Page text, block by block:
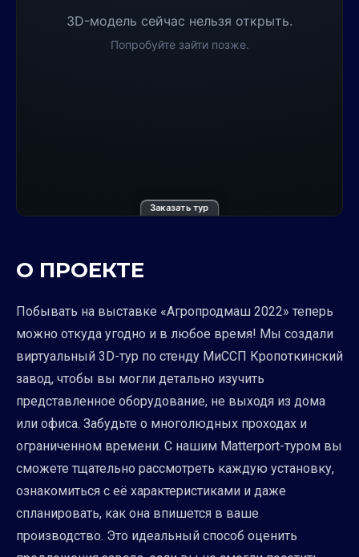
Заказать тур
О ПРОЕКТЕ
Побывать на выставке «Агропродмаш 2022» теперь
можно откуда угодно и в любое время! Мы создали
виртуальный 3D-тур по стенду МиССП Кропоткинский
завод, чтобы вы могли детально изучить
представленное оборудование, не выходя из дома
или офиса. Забудьте о многолюдных проходах и
ограниченном времени. С нашим Matterport-туром вы
сможете тщательно рассмотреть каждую установку,
ознакомиться с её характеристиками и даже
спланировать, как она впишется в ваше
производство. Это идеальный способ оценить